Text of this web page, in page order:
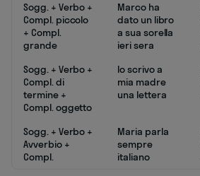
Sogg. + Verbo +
Compl. piccolo
+ Compl.
grande
Marco ha
dato un libro
a sua sorella
ieri sera
Sogg. + Verbo +
Compl. di
termine +
Compl. oggetto
Io scrivo a
mia madre
una lettera
Sogg. + Verbo +
Avverbio +
Compl.
Maria parla
sempre
italiano